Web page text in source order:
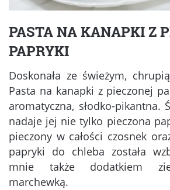
PASTA NA KANAPKI Z
PAPRYKI
Doskonała ze świeżym,
Pasta na kanapki z pieczonej
aromatyczna, słodko-pikantna.
nadaje jej nie tylko pieczona
pieczony w całości czosnek
papryki do chleba została
mnie także dodatkiem
marchewką.